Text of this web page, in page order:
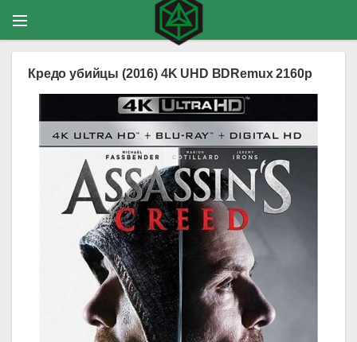
Кредо убийцы (2016) 4K UHD BDRemux 2160p